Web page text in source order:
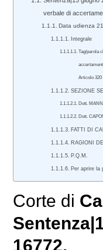
verbale di
Data udienza
Integrale
Tag/parola
Articolo 320
SEZIONE
Dott.
Dott.
FATTI DI
RAGIONI
P.Q.M.
Per aprire la
Corte di
Sentenza|
16772.